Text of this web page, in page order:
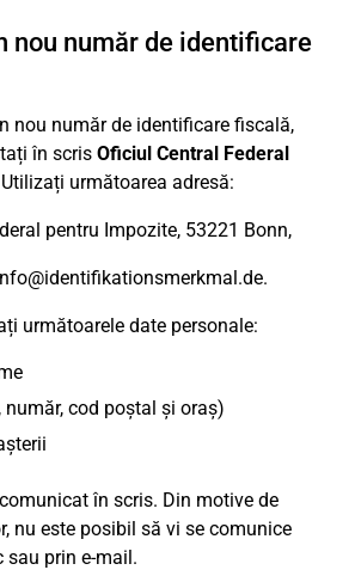
nou număr de identificare
nou număr de identificare fiscală,
în scris Oficiul Central Federal
următoarea adresă:
pentru Impozite, 53221 Bonn,
următoarele date personale:
număr, cod poștal și oraș)
în scris. Din motive de
nu este posibil să vi se comunice
prin e-mail.